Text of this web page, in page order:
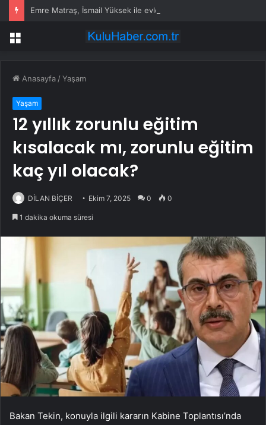
Menü
Anasayfa /Yaşam
Yaşam
12 yıllık zorunlu eğitim
kısalacak mı, zorunlu eğitim
kaç yıl olacak?
DİLAN BİÇER Ekim 7, 2025 0 0
1 dakika okuma süresi
Bakan Tekin, konuyla ilgili kararın Kabine Toplantısı’nda